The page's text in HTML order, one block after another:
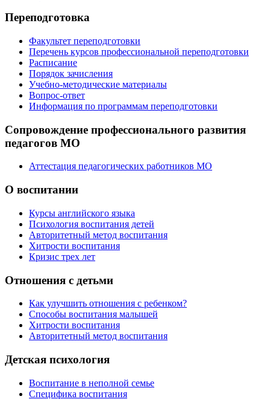
Переподготовка
Факультет переподготовки
Перечень курсов профессиональной переподготовки
Расписание
Порядок зачисления
Учебно-методические материалы
Вопрос-ответ
Информация по программам переподготовки
Сопровождение профессионального развития
педагогов МО
Аттестация педагогических работников МО
О воспитании
Курсы английского языка
Психология воспитания детей
Авторитетный метод воспитания
Хитрости воспитания
Кризис трех лет
Отношения с детьми
Как улучшить отношения с ребенком?
Способы воспитания малышей
Хитрости воспитания
Авторитетный метод воспитания
Детская психология
Воспитание в неполной семье
Специфика воспитания